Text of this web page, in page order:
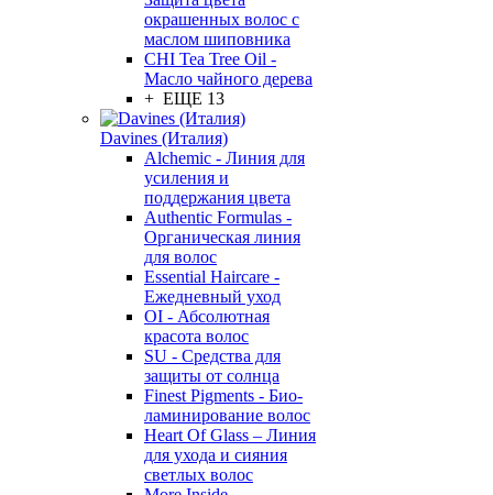
окрашенных волос с
маслом шиповника
CHI Tea Tree Oil -
Масло чайного дерева
+ ЕЩЕ 13
Davines (Италия)
Alchemic - Линия для
усиления и
поддержания цвета
Authentic Formulas -
Органическая линия
для волос
Essential Haircare -
Eжедневный уход
OI - Абсолютная
красота волос
SU - Средства для
защиты от солнца
Finest Pigments - Био-
ламинирование волос
Heart Of Glass – Линия
для ухода и сияния
светлых волос